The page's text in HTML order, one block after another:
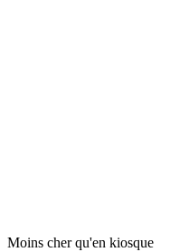
Moins cher qu'en kiosque